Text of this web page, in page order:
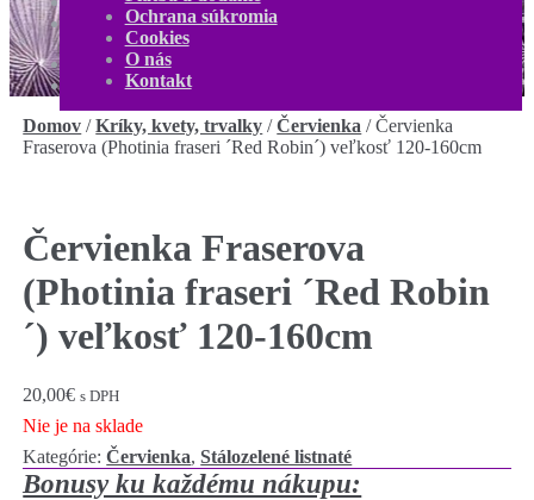
KontaktOchrana súkromia
Cookies
O nás
Kontakt
€ 0 produktov
Domov /Kríky, kvety, trvalky /Červienka /Červienka
Fraserova (Photinia fraseri ´Red Robin´) veľkosť 120-160cm
Červienka Fraserova
(Photinia fraseri ´Red Robin
´) veľkosť 120-160cm
20,00€ s DPH
Nie je na sklade
Kategórie:Červienka,Stálozelené listnaté
Bonusy ku každému nákupu: